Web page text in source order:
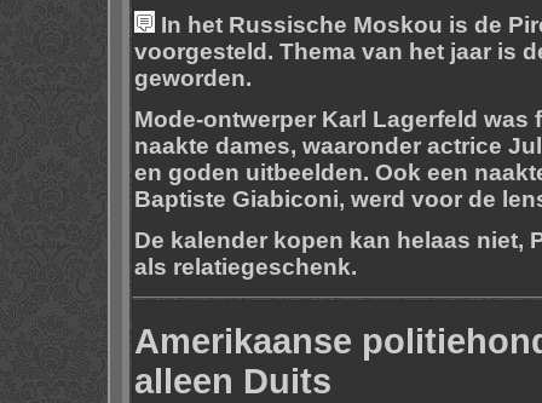
In het Russische Moskou is de
voorgesteld. Thema van het jaar is
geworden.
Mode-ontwerper Karl Lagerfeld was
naakte dames, waaronder actrice
en goden uitbeelden. Ook een
Baptiste Giabiconi, werd voor de
De kalender kopen kan helaas niet,
als relatiegeschenk.
Amerikaanse
alleen Duits